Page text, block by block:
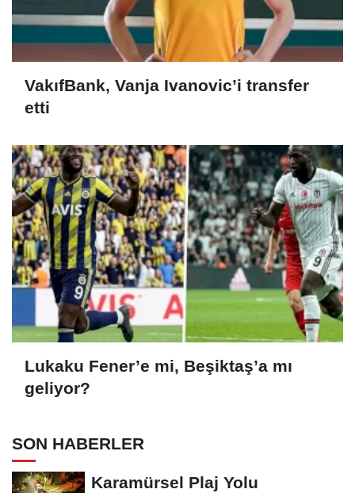
VakıfBank, Vanja Ivanovic’i transfer
etti
Lukaku Fener’e mi, Beşiktaş’a mı
geliyor?
SON HABERLER
Karamürsel Plaj Yolu